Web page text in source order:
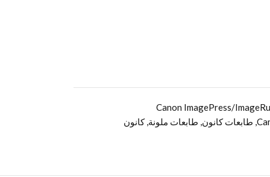
Canon ImagePress/
, طابعات كانون طابعات ملونة كانون